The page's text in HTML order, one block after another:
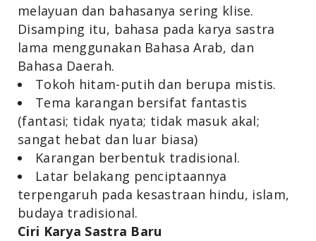
melayuan dan bahasanya sering klise.
Disamping itu, bahasa pada karya sastra
lama menggunakan Bahasa Arab, dan
Bahasa Daerah.
Tokoh hitam-putih dan berupa mistis.
Tema karangan bersifat fantastis
(fantasi; tidak nyata; tidak masuk akal;
sangat hebat dan luar biasa)
Karangan berbentuk tradisional.
Latar belakang penciptaannya
terpengaruh pada kesastraan hindu, islam,
budaya tradisional.
Ciri Karya Sastra Baru